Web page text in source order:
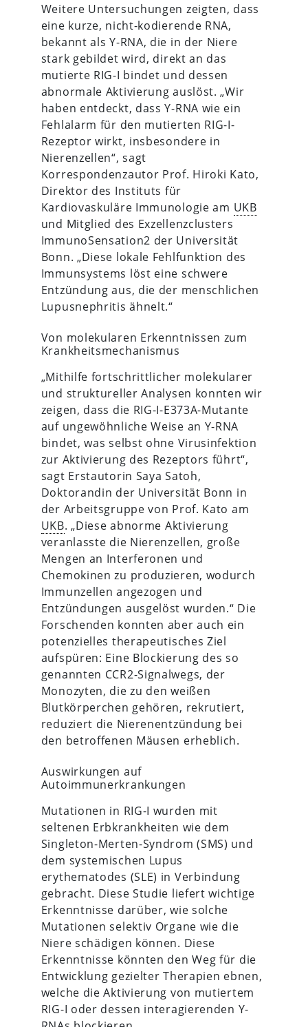
Weitere Untersuchungen zeigten, dass
eine kurze, nicht-kodierende RNA,
bekannt als Y-RNA, die in der Niere
stark gebildet wird, direkt an das
mutierte RIG-I bindet und dessen
abnormale Aktivierung auslöst. „Wir
haben entdeckt, dass Y-RNA wie ein
Fehlalarm für den mutierten RIG-I-
Rezeptor wirkt, insbesondere in
Nierenzellen“, sagt
Korrespondenzautor Prof. Hiroki Kato,
Direktor des Instituts für
Kardiovaskuläre Immunologie am UKB
und Mitglied des Exzellenzclusters
ImmunoSensation2 der Universität
Bonn. „Diese lokale Fehlfunktion des
Immunsystems löst eine schwere
Entzündung aus, die der menschlichen
Lupusnephritis ähnelt.“
Von molekularen Erkenntnissen zum
Krankheitsmechanismus
„Mithilfe fortschrittlicher molekularer
und struktureller Analysen konnten wir
zeigen, dass die RIG-I-E373A-Mutante
auf ungewöhnliche Weise an Y-RNA
bindet, was selbst ohne Virusinfektion
zur Aktivierung des Rezeptors führt“,
sagt Erstautorin Saya Satoh,
Doktorandin der Universität Bonn in
der Arbeitsgruppe von Prof. Kato am
UKB. „Diese abnorme Aktivierung
veranlasste die Nierenzellen, große
Mengen an Interferonen und
Chemokinen zu produzieren, wodurch
Immunzellen angezogen und
Entzündungen ausgelöst wurden.“ Die
Forschenden konnten aber auch ein
potenzielles therapeutisches Ziel
aufspüren: Eine Blockierung des so
genannten CCR2-Signalwegs, der
Monozyten, die zu den weißen
Blutkörperchen gehören, rekrutiert,
reduziert die Nierenentzündung bei
den betroffenen Mäusen erheblich.
Auswirkungen auf
Autoimmunerkrankungen
Mutationen in RIG-I wurden mit
seltenen Erbkrankheiten wie dem
Singleton-Merten-Syndrom (SMS) und
dem systemischen Lupus
erythematodes (SLE) in Verbindung
gebracht. Diese Studie liefert wichtige
Erkenntnisse darüber, wie solche
Mutationen selektiv Organe wie die
Niere schädigen können. Diese
Erkenntnisse könnten den Weg für die
Entwicklung gezielter Therapien ebnen,
welche die Aktivierung von mutiertem
RIG-I oder dessen interagierenden Y-